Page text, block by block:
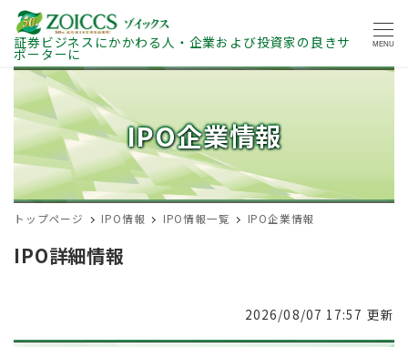
証券ビジネスにかかわる人・企業および投資家の良きサ
ポーターに
MENU
IPO企業情報
トップページ IPO情報 IPO情報一覧 IPO企業情報
IPO詳細情報
2026/08/07 17:57 更新